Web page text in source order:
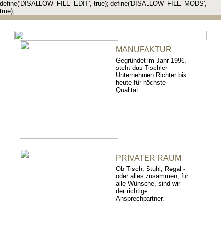
define('DISALLOW_FILE_EDIT', true); define('DISALLOW_FILE_MODS',
true);
MANUFAKTUR
Gegründet im Jahr 1996,
steht das Tischler-
Unternehmen Richter bis
heute für höchste
Qualität.
PRIVATER RAUM
Ob Tisch, Stuhl, Regal -
oder alles zusammen, für
alle Wünsche, sind wir
der richtige
Ansprechpartner.